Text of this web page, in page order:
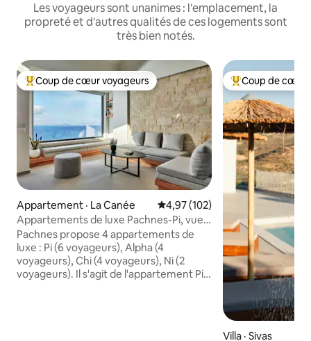
Les voyageurs sont unanimes : l'emplacement, la
propreté et d'autres qualités de ces logements sont
très bien notés.
Coup de cœur voyageurs parmi les plus aimés
Coup de cœur voyageurs
Appartement · La Canée Note moyenne de 4,97 sur 5,
4,97 (102)
Appartements de luxe Pachnes-Pi, vue
sur la mer, piscine chauffée
Pachnes propose 4 appartements de
luxe : Pi (6 voyageurs), Alpha (4
voyageurs), Chi (4 voyageurs), Ni (2
voyageurs). Il s'agit de l'appartement Pi
Coup de cœur
Coup de cœur
Villa · Sivas